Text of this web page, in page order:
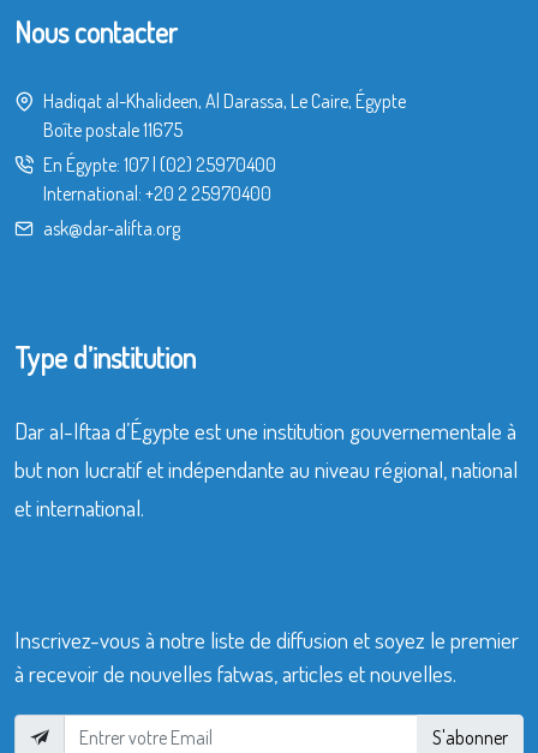
Nous contacter
Hadiqat al-Khalideen, Al Darassa, Le Caire, Égypte
Boîte postale 11675
En Égypte: 107 (02) 25970400
International: +20 2 25970400
ask@dar-alifta.org
Type d’institution
Dar al-Iftaa d’Égypte est une institution gouvernementale à
but non lucratif et indépendante au niveau régional, national
et international.
Inscrivez-vous à notre liste de diffusion et soyez le premier
à recevoir de nouvelles fatwas, articles et nouvelles.
S'abonner